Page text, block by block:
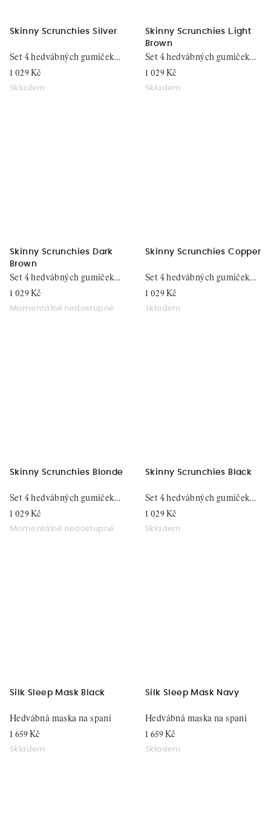
Skinny Scrunchies Silver
1 029 Kč
Skladem
Set 4 hedvábných gumiček
do vlasů
Skinny Scrunchies Light
Brown
1 029 Kč
Skladem
Set 4 hedvábných gumiček
do vlasů
Skinny Scrunchies Dark
Brown
1 029 Kč
Momentálně nedostupné
Set 4 hedvábných gumiček
do vlasů
Skinny Scrunchies Copper
1 029 Kč
Skladem
Set 4 hedvábných gumiček
do vlasů
Skinny Scrunchies Blonde
1 029 Kč
Momentálně nedostupné
Set 4 hedvábných gumiček
do vlasů
Skinny Scrunchies Black
1 029 Kč
Skladem
Set 4 hedvábných gumiček
do vlasů
Silk Sleep Mask Black
1 659 Kč
Skladem
Hedvábná maska na spaní
Silk Sleep Mask Navy
1 659 Kč
Skladem
Hedvábná maska na spaní